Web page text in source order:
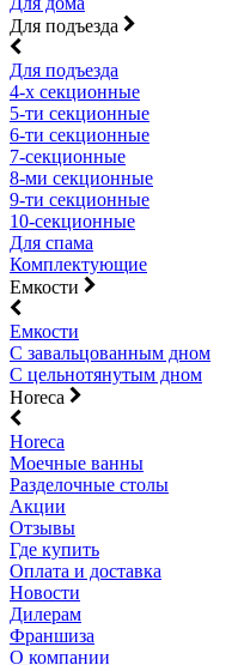
Для подъезда
Для подъезда
4-х секционные
5-ти секционные
6-ти секционные
7-секционные
8-ми секционные
9-ти секционные
10-секционные
Для спама
Комплектующие
Емкости
Емкости
С завальцованным дном
С цельнотянутым дном
Horeca
Horeca
Моечные ванны
Разделочные столы
Акции
Отзывы
Где купить
Оплата и доставка
Новости
Дилерам
Франшиза
О компании